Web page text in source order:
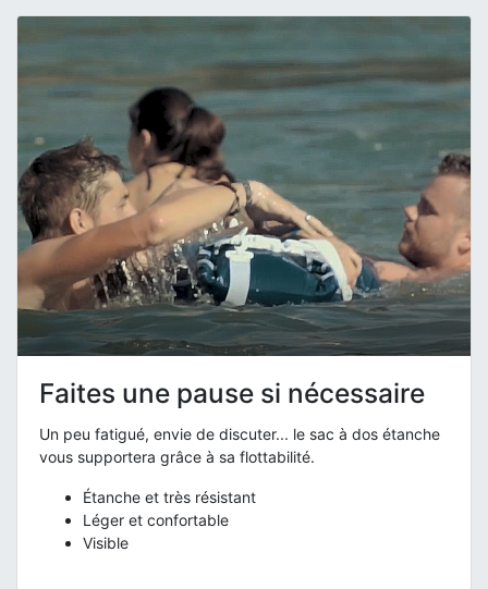
Faites une pause si nécessaire
Un peu fatigué, envie de discuter... le sac à dos étanche
vous supportera grâce à sa flottabilité.
Étanche et très résistant
Léger et confortable
Visible